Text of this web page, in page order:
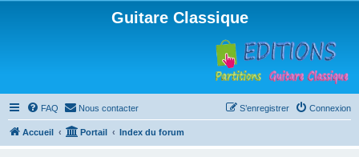
Guitare Classique
FAQ Nous contacter Connexion
S’enregistrer
Accueil Portail Index du forum